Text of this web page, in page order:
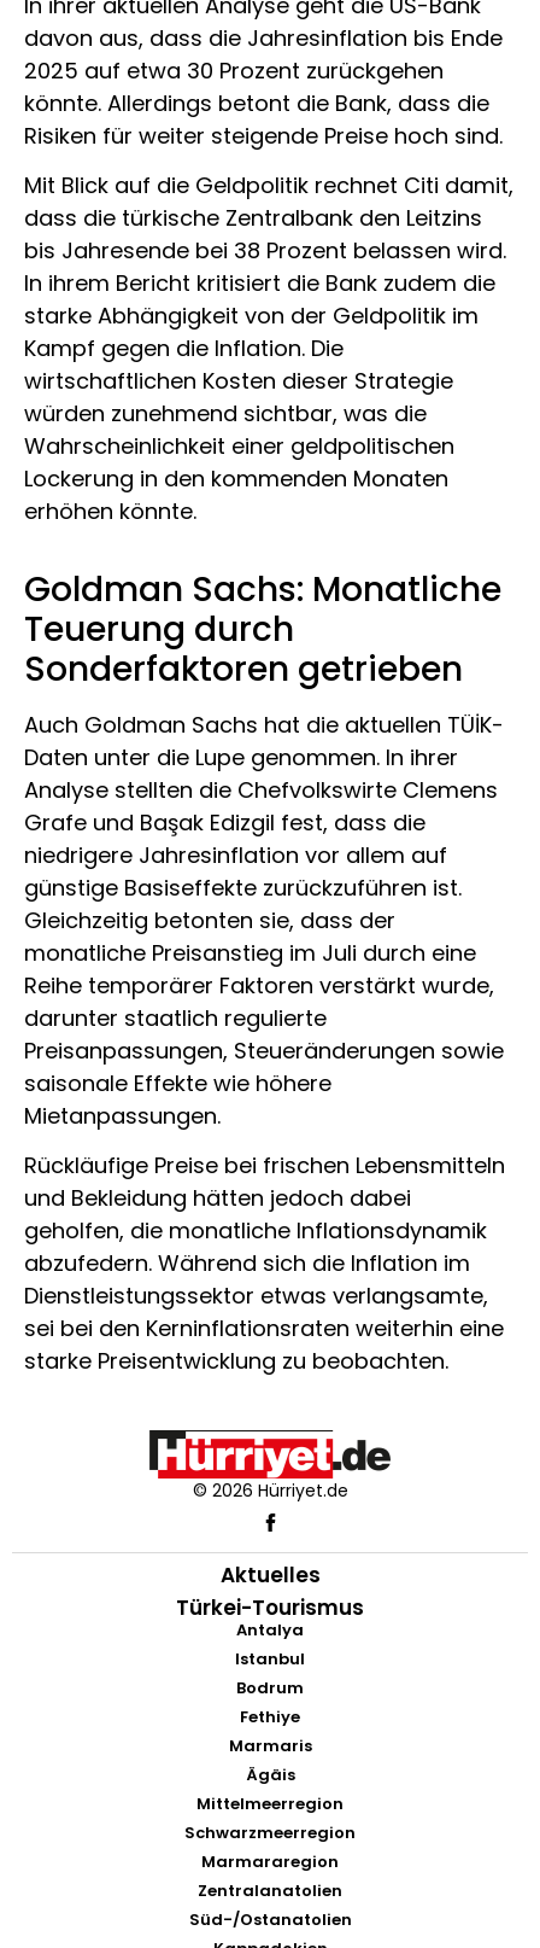
davon aus, dass die Jahresinflation bis Ende
2025 auf etwa 30 Prozent zurückgehen
könnte. Allerdings betont die Bank, dass die
Risiken für weiter steigende Preise hoch sind.
Mit Blick auf die Geldpolitik rechnet Citi damit,
dass die türkische Zentralbank den Leitzins
bis Jahresende bei 38 Prozent belassen wird.
In ihrem Bericht kritisiert die Bank zudem die
starke Abhängigkeit von der Geldpolitik im
Kampf gegen die Inflation. Die
wirtschaftlichen Kosten dieser Strategie
würden zunehmend sichtbar, was die
Wahrscheinlichkeit einer geldpolitischen
Lockerung in den kommenden Monaten
erhöhen könnte.
Goldman Sachs: Monatliche
Teuerung durch
Sonderfaktoren getrieben
Auch Goldman Sachs hat die aktuellen TÜİK-
Daten unter die Lupe genommen. In ihrer
Analyse stellten die Chefvolkswirte Clemens
Grafe und Başak Edizgil fest, dass die
niedrigere Jahresinflation vor allem auf
günstige Basiseffekte zurückzuführen ist.
Gleichzeitig betonten sie, dass der
monatliche Preisanstieg im Juli durch eine
Reihe temporärer Faktoren verstärkt wurde,
darunter staatlich regulierte
Preisanpassungen, Steueränderungen sowie
saisonale Effekte wie höhere
Mietanpassungen.
Rückläufige Preise bei frischen Lebensmitteln
und Bekleidung hätten jedoch dabei
geholfen, die monatliche Inflationsdynamik
abzufedern. Während sich die Inflation im
Dienstleistungssektor etwas verlangsamte,
sei bei den Kerninflationsraten weiterhin eine
starke Preisentwicklung zu beobachten.
© 2026 Hürriyet.de
Aktuelles
Türkei-Tourismus
Antalya
Istanbul
Bodrum
Fethiye
Marmaris
Ägäis
Mittelmeerregion
Schwarzmeerregion
Marmararegion
Zentralanatolien
Süd-/Ostanatolien